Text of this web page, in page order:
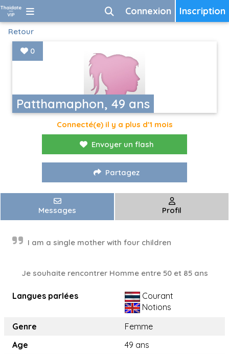
Inscription
Connexion
Retour
Patthamaphon, 49 ans
0
Connecté(e) il y a plus d'1 mois
Envoyer un flash
Partagez
Messages Profil
I am a single mother with four children
Je souhaite rencontrer Homme entre 50 et 85 ans
Langues parlées
Courant
Notions
Genre
Femme
Age
49 ans